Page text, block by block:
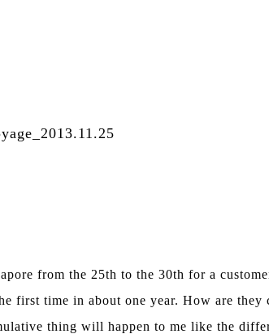
from the 25th to the 30th for a
first time in about one year. How are
thing will happen to me like the